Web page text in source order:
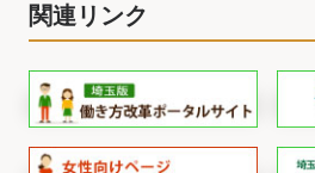
関連リンク